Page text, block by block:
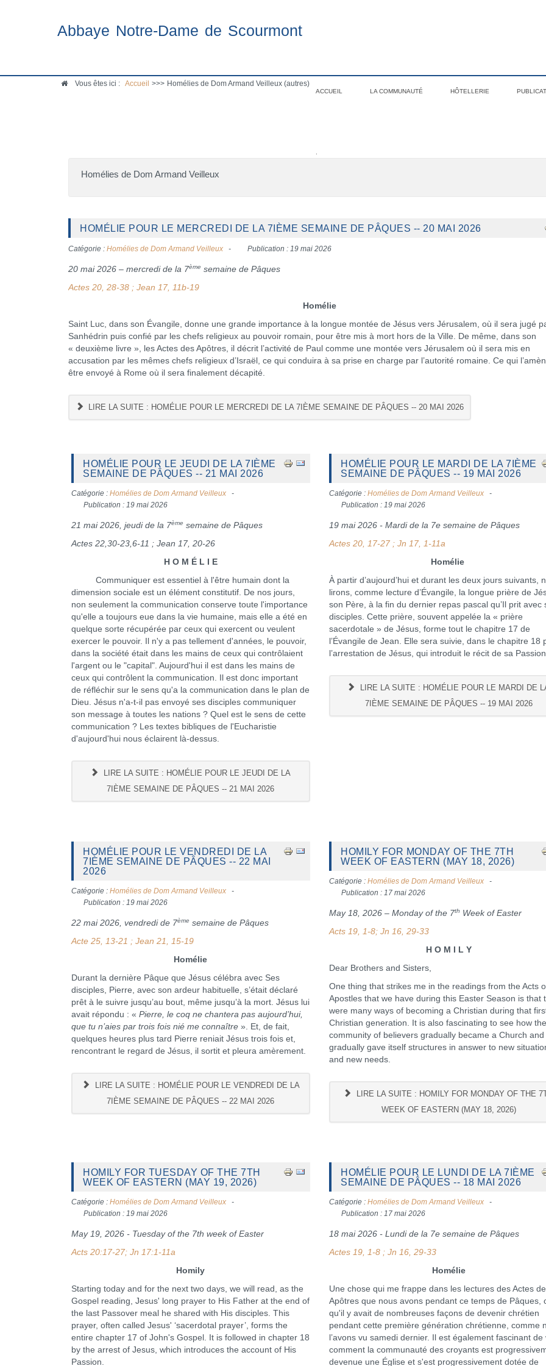
Abbaye Notre-Dame de Scourmont
ACCUEIL LA COMMUNAUTÉ HÔTELLERIE
Vous êtes ici : Accueil >>> Homélies de Dom Armand Veilleux (autres)
Homélies de Dom Armand Veilleux
HOMÉLIE POUR LE MERCREDI DE LA 7IÈME SEMAINE DE PÂQUES -- 20 MAI 2026
Catégorie : Homélies de Dom Armand Veilleux Publication : 19 mai 2026
20 mai 2026 – mercredi de la 7ème semaine de Pâques
Actes 20, 28-38 ; Jean 17, 11b-19
Homélie
Saint Luc, dans son Évangile, donne une grande importance à la longue montée de Jésus vers Jérusalem, où il sera jugé
Sanhédrin puis confié par les chefs religieux au pouvoir romain, pour être mis à mort hors de la Ville. De même, dans son
« deuxième livre », les Actes des Apôtres, il décrit l’activité de Paul comme une montée vers Jérusalem où il sera mis en
accusation par les mêmes chefs religieux d’Israël, ce qui conduira à sa prise en charge par l’autorité romaine. Ce qui
être envoyé à Rome où il sera finalement décapité.
LIRE LA SUITE : HOMÉLIE POUR LE MERCREDI DE LA 7IÈME SEMAINE DE PÂQUES -- 20 MAI 2026
HOMÉLIE POUR LE JEUDI DE LA 7IÈME
SEMAINE DE PÂQUES -- 21 MAI 2026
Catégorie : Homélies de Dom Armand Veilleux
Publication : 19 mai 2026
21 mai 2026, jeudi de la 7ème semaine de Pâques
Actes 22,30-23,6-11 ; Jean 17, 20-26
H O M É L I E
Communiquer est essentiel à l'être humain dont la
dimension sociale est un élément constitutif. De nos jours,
non seulement la communication conserve toute l'importance
qu'elle a toujours eue dans la vie humaine, mais elle a été en
quelque sorte récupérée par ceux qui exercent ou veulent
exercer le pouvoir. Il n'y a pas tellement d'années, le pouvoir,
dans la société était dans les mains de ceux qui contrôlaient
l'argent ou le "capital". Aujourd'hui il est dans les mains de
ceux qui contrôlent la communication. Il est donc important
de réfléchir sur le sens qu'a la communication dans le plan de
Dieu. Jésus n'a-t-il pas envoyé ses disciples communiquer
son message à toutes les nations ? Quel est le sens de cette
communication ? Les textes bibliques de l'Eucharistie
d'aujourd'hui nous éclairent là-dessus.
LIRE LA SUITE : HOMÉLIE POUR LE JEUDI DE LA
7IÈME SEMAINE DE PÂQUES -- 21 MAI 2026
HOMÉLIE POUR LE MARDI DE LA 7IÈME
SEMAINE DE PÂQUES -- 19 MAI 2026
Catégorie :Homélies de Dom Armand Veilleux
Publication : 19 mai 2026
19 mai 2026 - Mardi de la 7e semaine de Pâques
Actes 20, 17-27 ; Jn 17, 1-11a
Homélie
À partir d’aujourd’hui et durant les deux jours suivants,
lirons, comme lecture d’Évangile, la longue prière de
son Père, à la fin du dernier repas pascal qu’Il prit avec
disciples. Cette prière, souvent appelée la « prière
sacerdotale » de Jésus, forme tout le chapitre 17 de
l’Évangile de Jean. Elle sera suivie, dans le chapitre 18
l’arrestation de Jésus, qui introduit le récit de sa
LIRE LA SUITE : HOMÉLIE POUR LE MARDI DE
7IÈME SEMAINE DE PÂQUES -- 19 MAI 2026
HOMÉLIE POUR LE VENDREDI DE LA
7IÈME SEMAINE DE PÂQUES -- 22 MAI
2026
Catégorie : Homélies de Dom Armand Veilleux
Publication : 19 mai 2026
22 mai 2026, vendredi de 7ème semaine de Pâques
Acte 25, 13-21 ; Jean 21, 15-19
Homélie
Durant la dernière Pâque que Jésus célébra avec Ses
disciples, Pierre, avec son ardeur habituelle, s’était déclaré
prêt à le suivre jusqu’au bout, même jusqu’à la mort. Jésus lui
avait répondu : « Pierre, le coq ne chantera pas aujourd’hui,
que tu n’aies par trois fois nié me connaître ». Et, de fait,
quelques heures plus tard Pierre reniait Jésus trois fois et,
rencontrant le regard de Jésus, il sortit et pleura amèrement.
LIRE LA SUITE : HOMÉLIE POUR LE VENDREDI DE LA
7IÈME SEMAINE DE PÂQUES -- 22 MAI 2026
HOMILY FOR MONDAY OF THE 7TH
WEEK OF EASTERN (MAY 18, 2026)
Catégorie :Homélies de Dom Armand Veilleux
Publication : 17 mai 2026
May 18, 2026 – Monday of the 7th Week of Easter
Acts 19, 1-8; Jn 16, 29-33
H O M I L Y
Dear Brothers and Sisters,
One thing that strikes me in the readings from the Acts
Apostles that we have during this Easter Season is that
were many ways of becoming a Christian during that
Christian generation. It is also fascinating to see how the
community of believers gradually became a Church and
gradually gave itself structures in answer to new
and new needs.
LIRE LA SUITE : HOMILY FOR MONDAY OF THE
WEEK OF EASTERN (MAY 18, 2026)
HOMILY FOR TUESDAY OF THE 7TH
WEEK OF EASTERN (MAY 19, 2026)
Catégorie : Homélies de Dom Armand Veilleux
Publication : 19 mai 2026
May 19, 2026 - Tuesday of the 7th week of Easter
Acts 20:17-27; Jn 17:1-11a
Homily
Starting today and for the next two days, we will read, as the
Gospel reading, Jesus' long prayer to His Father at the end of
the last Passover meal he shared with His disciples. This
prayer, often called Jesus' ‘sacerdotal prayer’, forms the
entire chapter 17 of John's Gospel. It is followed in chapter 18
by the arrest of Jesus, which introduces the account of His
Passion.
HOMÉLIE POUR LE LUNDI DE LA 7IÈME
SEMAINE DE PÂQUES -- 18 MAI 2026
Catégorie :Homélies de Dom Armand Veilleux
Publication : 17 mai 2026
18 mai 2026 - Lundi de la 7e semaine de Pâques
Actes 19, 1-8 ; Jn 16, 29-33
Homélie
Une chose qui me frappe dans les lectures des Actes
Apôtres que nous avons pendant ce temps de Pâques,
qu'il y avait de nombreuses façons de devenir chrétien
pendant cette première génération chrétienne, comme
l’avons vu samedi dernier. Il est également fascinant de
comment la communauté des croyants est
devenue une Église et s'est progressivement dotée de